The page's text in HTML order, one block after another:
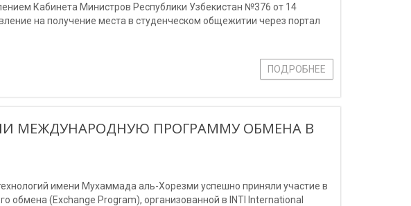
Кабинета Министров Республики Узбекистан №376 от 14
на получение места в студенческом общежитии через портал
ПОДРОБНЕЕ
МЕЖДУНАРОДНУЮ ПРОГРАММУ ОБМЕНА В
имени Мухаммада аль-Хорезми успешно приняли участие в
(Exchange Program), организованной в INTI International